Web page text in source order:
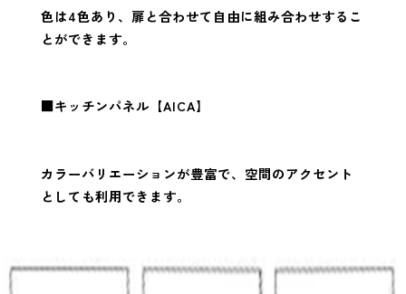
色は4色あり、扉と合わせて自由に組み合わせするこ
とができます。
■キッチンパネル【AICA】
カラーバリエーションが豊富で、空間のアクセント
としても利用できます。